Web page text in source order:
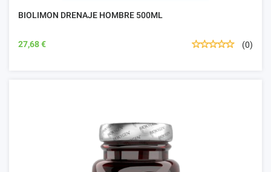
BIOLIMON DRENAJE HOMBRE 500ML
27,68 € (0)